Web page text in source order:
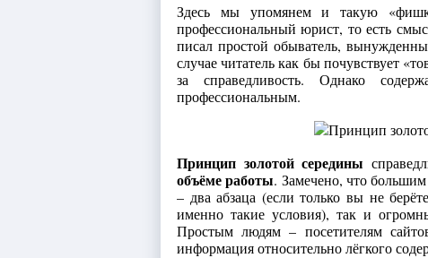
Здесь мы упомянем и такую
профессиональный юрист, то есть
писал простой обыватель,
случае читатель как бы почувствует
за справедливость. Однако
профессиональным.
Принцип золотой середины
объёме работы. Замечено, что
– два абзаца (если только вы не
именно такие условия), так и
Простым людям – посетителям
информация относительно лёгкого